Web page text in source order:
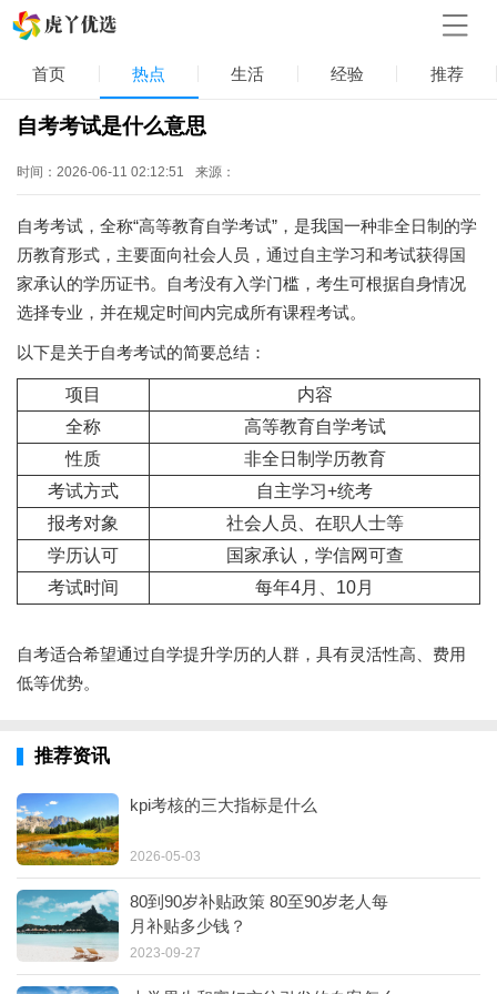
首页 热点 生活 经验 推荐
自考考试是什么意思
时间：2026-06-11 02:12:51 来源：
自考考试，全称“高等教育自学考试”，是我国一种非全日制的学
历教育形式，主要面向社会人员，通过自主学习和考试获得国
家承认的学历证书。自考没有入学门槛，考生可根据自身情况
选择专业，并在规定时间内完成所有课程考试。
以下是关于自考考试的简要总结：
项目
内容
全称
高等教育自学考试
性质
非全日制学历教育
考试方式
自主学习+统考
报考对象
社会人员、在职人士等
学历认可
国家承认，学信网可查
考试时间
每年4月、10月
自考适合希望通过自学提升学历的人群，具有灵活性高、费用
低等优势。
推荐资讯
kpi考核的三大指标是什么
2026-05-03
80到90岁补贴政策 80至90岁老人每
月补贴多少钱？
2023-09-27